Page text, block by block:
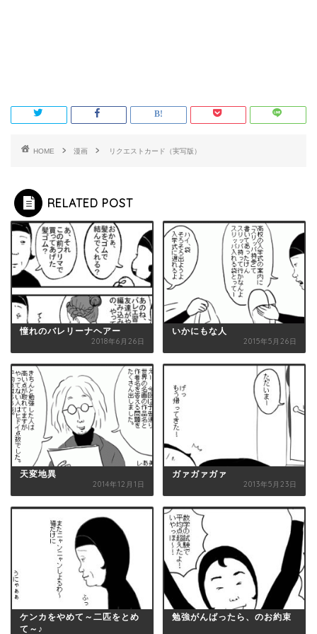
HOME 漫画 リクエストカード（実写版）
RELATED POST
憧れのバレリーナヘアー
2018年6月26日
いかにもな人
2015年5月26日
天変地異
2014年12月1日
ガァガァガァ
2013年5月23日
ケンカをやめて～二匹をとめ
て～♪
勉強がんばったら、のお約束